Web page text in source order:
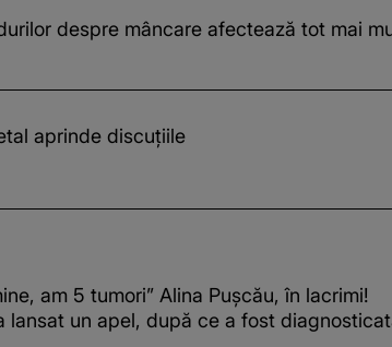
despre mâncare afectează tot mai
aprinde discuțiile
am 5 tumori” Alina Pușcău, în lacrimi!
lansat un apel, după ce a fost